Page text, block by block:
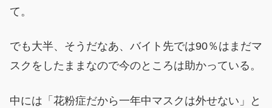
て。
でも大半、そうだなあ、バイト先では90％はまだマ
スクをしたままなので今のところは助かっている。
中には「花粉症だから一年中マスクは外せない」と